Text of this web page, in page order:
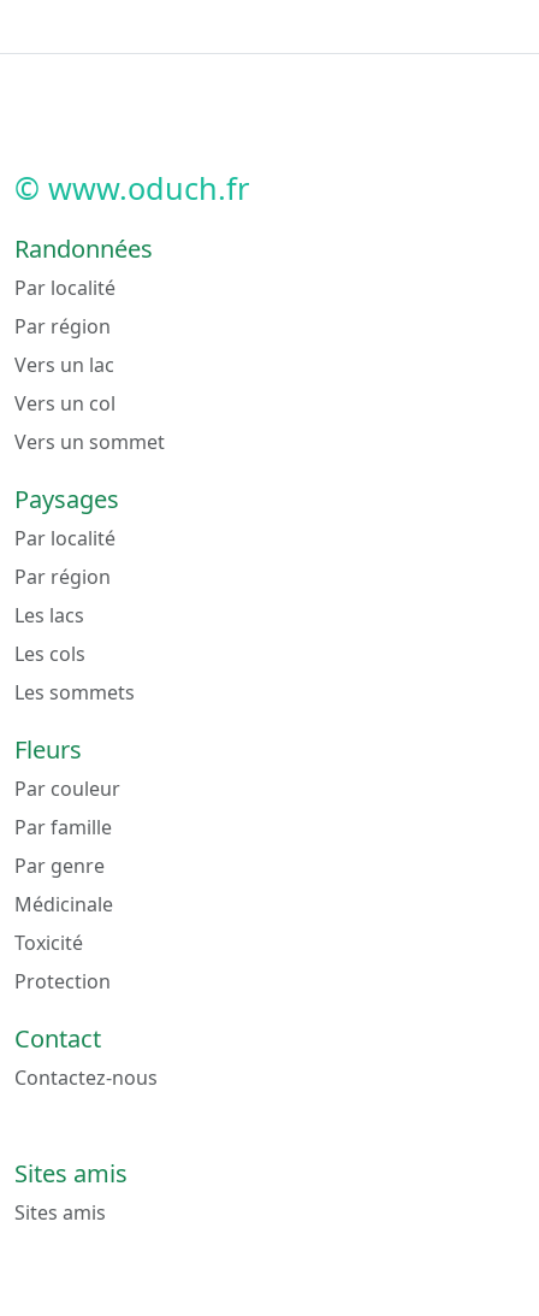
© www.oduch.fr
Randonnées
Par localité
Par région
Vers un lac
Vers un col
Vers un sommet
Paysages
Par localité
Par région
Les lacs
Les cols
Les sommets
Fleurs
Par couleur
Par famille
Par genre
Médicinale
Toxicité
Protection
Contact
Contactez-nous
Sites amis
Sites amis